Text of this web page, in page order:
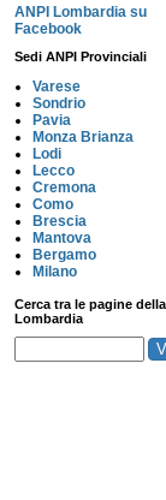
ANPI Lombardia su
Facebook
Sedi ANPI Provinciali
Varese
Sondrio
Pavia
Monza Brianza
Lodi
Lecco
Cremona
Como
Brescia
Mantova
Bergamo
Milano
Cerca tra le pagine della
Lombardia